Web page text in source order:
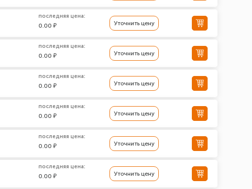
последняя цена:
0.00 ₽ Уточнить цену
последняя цена:
0.00 ₽ Уточнить цену
последняя цена:
0.00 ₽ Уточнить цену
последняя цена:
0.00 ₽ Уточнить цену
последняя цена:
0.00 ₽ Уточнить цену
последняя цена:
0.00 ₽ Уточнить цену